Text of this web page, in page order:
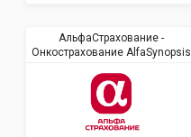
АльфаСтрахование -
Онкострахование AlfaSynopsis